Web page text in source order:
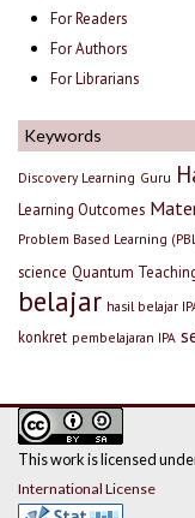
For Readers
For Authors
For Librarians
Keywords
Discovery Learning Guru
Learning Outcomes
Problem Based Learning
science Quantum
belajar hasil belajar
konkret pembelajaran IPA
This work is licensed
International License